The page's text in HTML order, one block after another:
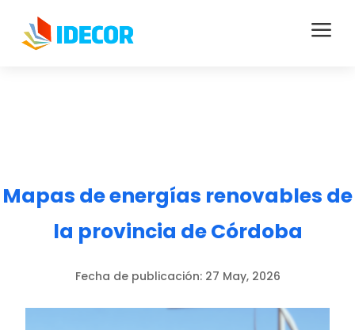
a
Mapas de energías renovables de
la provincia de Córdoba
Fecha de publicación: 27 May, 2026